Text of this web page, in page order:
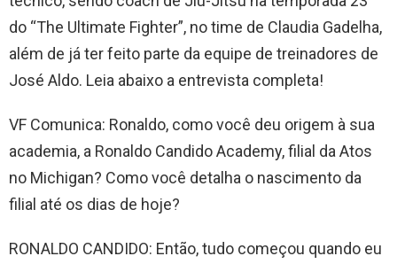
do “The Ultimate Fighter”, no time de Claudia Gadelha,
além de já ter feito parte da equipe de treinadores de
José Aldo. Leia abaixo a entrevista completa!
VF Comunica: Ronaldo, como você deu origem à sua
academia, a Ronaldo Candido Academy, filial da Atos
no Michigan? Como você detalha o nascimento da
filial até os dias de hoje?
RONALDO CANDIDO: Então, tudo começou quando eu